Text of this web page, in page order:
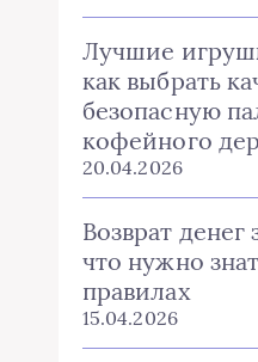
Лучшие
как выбрать
безопасную
кофейного
20.04.2026
Возврат денег
что нужно
правилах
15.04.2026